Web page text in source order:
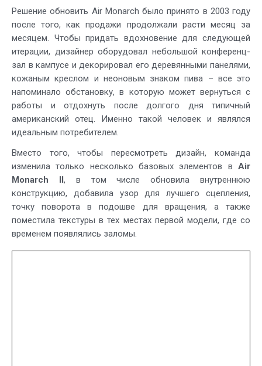
Решение обновить Air Monarch было принято в 2003 году
после того, как продажи продолжали расти месяц за
месяцем. Чтобы придать вдохновение для следующей
итерации, дизайнер оборудовал небольшой конференц-
зал в кампусе и декорировал его деревянными панелями,
кожаным креслом и неоновым знаком пива – все это
напоминало обстановку, в которую может вернуться с
работы и отдохнуть после долгого дня типичный
американский отец. Именно такой человек и являлся
идеальным потребителем.
Вместо того, чтобы пересмотреть дизайн, команда
изменила только несколько базовых элементов в Air
Monarch II, в том числе обновила внутреннюю
конструкцию, добавила узор для лучшего сцепления,
точку поворота в подошве для вращения, а также
поместила текстуры в тех местах первой модели, где со
временем появлялись заломы.